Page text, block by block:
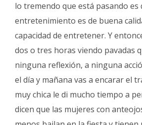
lo tremendo que está pasando es
entretenimiento es de buena
capacidad de entretener. Y
dos o tres horas viendo pavadas
ninguna reflexión, a ninguna
el día y mañana vas a encarar el
muy chica le di mucho tiempo a
dicen que las mujeres con